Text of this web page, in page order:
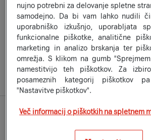
Znamka:
Zaščitno
Samsung
Na zalogi
3599€
Znamka:
nujno potrebni za delovanje spletne
samodejno. Da bi vam lahko nudili
uporabniško izkušnjo, uporabljata
funkcionalne piškotke, analitične
marketing in analizo brskanja ter
omrežja. S klikom na gumb
namestitvijo teh piškotkov. Za
posameznih kategorij piškotkov
"Nastavitve piškotkov".
Več informacij o piškotkih na spletnem